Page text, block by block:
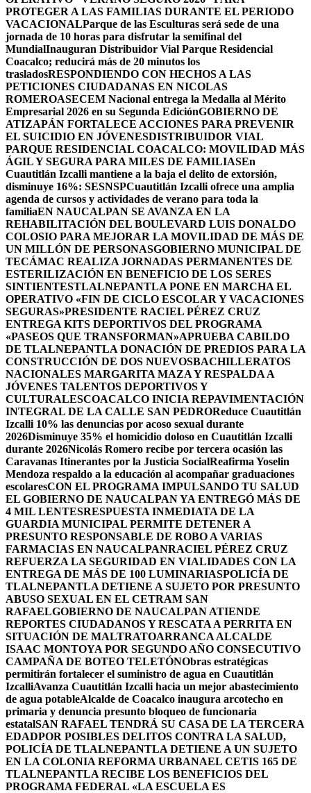
PROTEGER A LAS FAMILIAS DURANTE EL PERIODO
VACACIONALParque de las Esculturas será sede de una
jornada de 10 horas para disfrutar la semifinal del
MundialInauguran Distribuidor Vial Parque Residencial
Coacalco; reducirá más de 20 minutos los
trasladosRESPONDIENDO CON HECHOS A LAS
PETICIONES CIUDADANAS EN NICOLAS
ROMEROASECEM Nacional entrega la Medalla al Mérito
Empresarial 2026 en su Segunda EdiciónGOBIERNO DE
ATIZAPÁN FORTALECE ACCIONES PARA PREVENIR
EL SUICIDIO EN JÓVENESDISTRIBUIDOR VIAL
PARQUE RESIDENCIAL COACALCO: MOVILIDAD MÁS
ÁGIL Y SEGURA PARA MILES DE FAMILIASEn
Cuautitlán Izcalli mantiene a la baja el delito de extorsión,
disminuye 16%: SESNSPCuautitlán Izcalli ofrece una amplia
agenda de cursos y actividades de verano para toda la
familiaEN NAUCALPAN SE AVANZA EN LA
REHABILITACIÓN DEL BOULEVARD LUIS DONALDO
COLOSIO PARA MEJORAR LA MOVILIDAD DE MÁS DE
UN MILLÓN DE PERSONASGOBIERNO MUNICIPAL DE
TECÁMAC REALIZA JORNADAS PERMANENTES DE
ESTERILIZACIÓN EN BENEFICIO DE LOS SERES
SINTIENTESTLALNEPANTLA PONE EN MARCHA EL
OPERATIVO «FIN DE CICLO ESCOLAR Y VACACIONES
SEGURAS»PRESIDENTE RACIEL PÉREZ CRUZ
ENTREGA KITS DEPORTIVOS DEL PROGRAMA
«PASEOS QUE TRANSFORMAN»APRUEBA CABILDO
DE TLALNEPANTLA DONACIÓN DE PREDIOS PARA LA
CONSTRUCCIÓN DE DOS NUEVOSBACHILLERATOS
NACIONALES MARGARITA MAZA Y RESPALDA A
JÓVENES TALENTOS DEPORTIVOS Y
CULTURALESCOACALCO INICIA REPAVIMENTACIÓN
INTEGRAL DE LA CALLE SAN PEDROReduce Cuautitlán
Izcalli 10% las denuncias por acoso sexual durante
2026Disminuye 35% el homicidio doloso en Cuautitlán Izcalli
durante 2026Nicolás Romero recibe por tercera ocasión las
Caravanas Itinerantes por la Justicia SocialReafirma Yoselin
Mendoza respaldo a la educación al acompañar graduaciones
escolaresCON EL PROGRAMA IMPULSANDO TU SALUD
EL GOBIERNO DE NAUCALPAN YA ENTREGÓ MÁS DE
4 MIL LENTESRESPUESTA INMEDIATA DE LA
GUARDIA MUNICIPAL PERMITE DETENER A
PRESUNTO RESPONSABLE DE ROBO A VARIAS
FARMACIAS EN NAUCALPANRACIEL PÉREZ CRUZ
REFUERZA LA SEGURIDAD EN VIALIDADES CON LA
ENTREGA DE MÁS DE 100 LUMINARIASPOLICÍA DE
TLALNEPANTLA DETIENE A SUJETO POR PRESUNTO
ABUSO SEXUAL EN EL CETRAM SAN
RAFAELGOBIERNO DE NAUCALPAN ATIENDE
REPORTES CIUDADANOS Y RESCATA A PERRITA EN
SITUACIÓN DE MALTRATOARRANCA ALCALDE
ISAAC MONTOYA POR SEGUNDO AÑO CONSECUTIVO
CAMPAÑA DE BOTEO TELETÓNObras estratégicas
permitirán fortalecer el suministro de agua en Cuautitlán
IzcalliAvanza Cuautitlán Izcalli hacia un mejor abastecimiento
de agua potableAlcalde de Coacalco inaugura arcotecho en
primaria y denuncia presunto bloqueo de funcionaria
estatalSAN RAFAEL TENDRÁ SU CASA DE LA TERCERA
EDADPOR POSIBLES DELITOS CONTRA LA SALUD,
POLICÍA DE TLALNEPANTLA DETIENE A UN SUJETO
EN LA COLONIA REFORMA URBANAEL CETIS 165 DE
TLALNEPANTLA RECIBE LOS BENEFICIOS DEL
PROGRAMA FEDERAL «LA ESCUELA ES